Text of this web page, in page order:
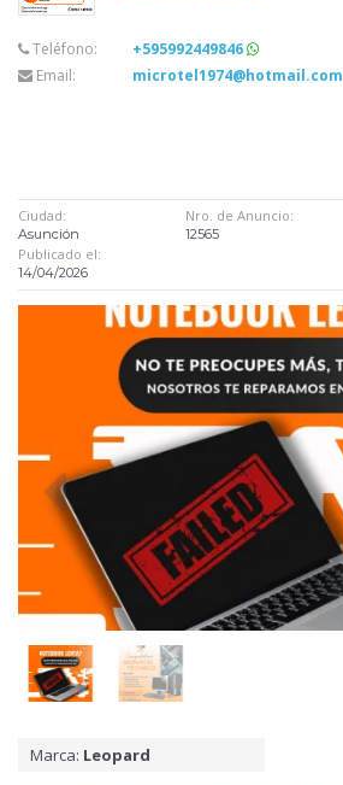
Teléfono:
+595992449846
Email:
microtel1974@hotmail.com
Ciudad:
Asunción
Nro. de Anuncio:
12565
Publicado el:
14/04/2026
Marca: Leopard